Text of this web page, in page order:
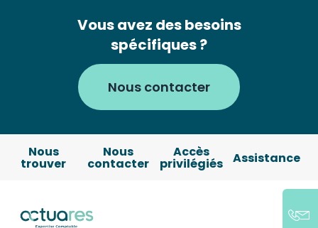
Vous avez des besoins
spécifiques ?
Nous contacter
Nous
trouver
Nous
contacter
Accès
privilégiés Assistance